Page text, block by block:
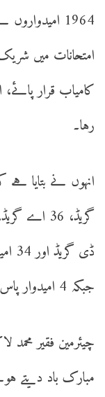
رہا۔
جبکہ 4 امیدوار پاس ہوئے ہیں۔
چیئرمین فقیر
مبارک باد دیتے